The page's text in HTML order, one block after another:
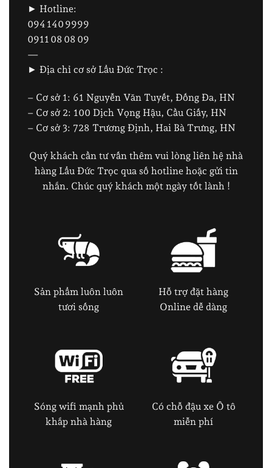
► Hotline:
094 140 9999
0911 08 08 09
—
► Địa chỉ cơ sở Lẩu Đức Trọc :
– Cơ sở 1: 61 Nguyễn Văn Tuyết, Đống Đa, HN
– Cơ sở 2: 100 Dịch Vọng Hậu, Cầu Giấy, HN
– Cơ sở 3: 728 Trương Định, Hai Bà Trưng, HN
Quý khách cần tư vấn thêm vui lòng liên hệ nhà
hàng Lẩu Đức Trọc qua số hotline hoặc gửi tin
nhắn. Chúc quý khách một ngày tốt lành !
Sản phẩm luôn luôn
tươi sống
Hỗ trợ đặt hàng
Online dễ dàng
Sóng wifi mạnh phủ
khắp nhà hàng
Có chỗ đậu xe Ô tô
miễn phí